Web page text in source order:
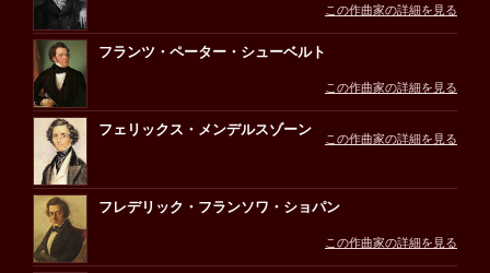
この作曲家の詳細を見る
フランツ・ペーター・シューベルト
この作曲家の詳細を見る
フェリックス・メンデルスゾーン
この作曲家の詳細を見る
フレデリック・フランソワ・ショパン
この作曲家の詳細を見る